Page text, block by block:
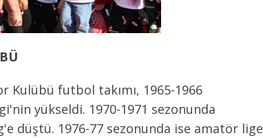
Kulübü futbol takımı, 1965-1966
yükseldi. 1970-1971 sezonunda
düştü. 1976-77 sezonunda ise amatör lige